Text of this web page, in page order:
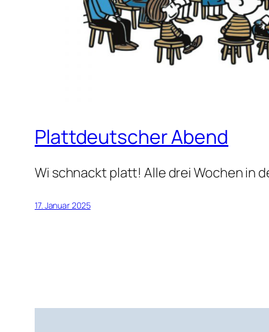
Plattdeutscher Abend
Wi schnackt platt! Alle drei Wochen in
17. Januar 2025